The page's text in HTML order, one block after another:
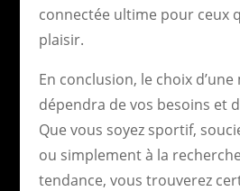
connectée ultime pour ceux
plaisir.
En conclusion, le choix
dépendra de vos besoins et
Que vous soyez sportif,
ou simplement à la
tendance, vous trouverez